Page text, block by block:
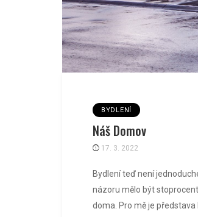
BYDLENÍ
Náš Domov
17. 3. 2022
Bydlení teď není
názoru mělo být
doma. Pro mě je představa